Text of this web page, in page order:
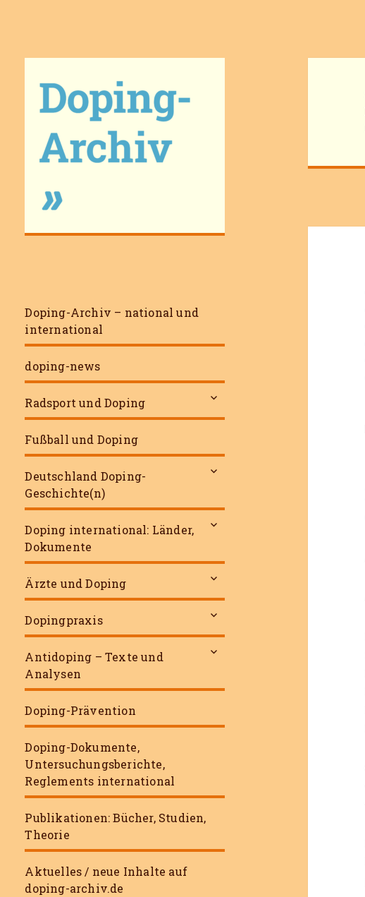
Doping-Archiv – national und
international
doping-news
Radsport und Doping
untermenü
Fußball und Doping
Deutschland Doping-
Geschichte(n)
untermenü
Doping international: Länder,
Dokumente
untermenü
Ärzte und Doping
untermenü
Dopingpraxis
untermenü
Antidoping – Texte und
Analysen
untermenü
Doping-Prävention
Doping-Dokumente,
Untersuchungsberichte,
Reglements international
Publikationen: Bücher, Studien,
Theorie
Aktuelles / neue Inhalte auf
doping-archiv.de